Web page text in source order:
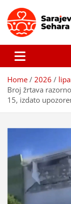
content
Home 2026
Broj žrtava
15, izdato